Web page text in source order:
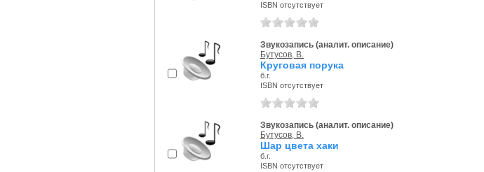
ISBN отсутствует
Звукозапись (аналит. описание)
Бутусов, В.
Круговая порука
б.г.
ISBN отсутствует
Звукозапись (аналит. описание)
Бутусов, В.
Шар цвета хаки
б.г.
ISBN отсутствует